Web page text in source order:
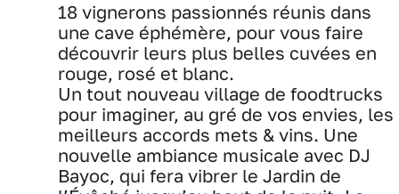
18 vignerons passionnés réunis dans
une cave éphémère, pour vous faire
découvrir leurs plus belles cuvées en
rouge, rosé et blanc.
Un tout nouveau village de foodtrucks
pour imaginer, au gré de vos envies, les
meilleurs accords mets & vins. Une
nouvelle ambiance musicale avec DJ
Bayoc, qui fera vibrer le Jardin de